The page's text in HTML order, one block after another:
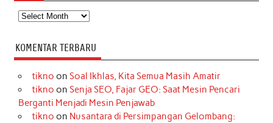
Arsip
KOMENTAR TERBARU
tikno on Soal Ikhlas, Kita Semua Masih Amatir
tikno on Senja SEO, Fajar GEO: Saat Mesin Pencari
Berganti Menjadi Mesin Penjawab
tikno on Nusantara di Persimpangan Gelombang: